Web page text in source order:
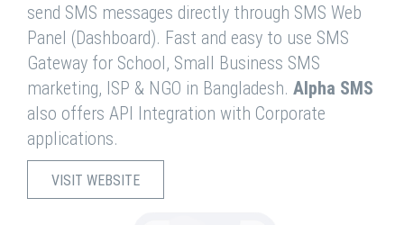
send SMS messages directly through SMS Web
Panel (Dashboard). Fast and easy to use SMS
Gateway for School, Small Business SMS
marketing, ISP & NGO in Bangladesh. Alpha SMS
also offers API Integration with Corporate
applications.
VISIT WEBSITE